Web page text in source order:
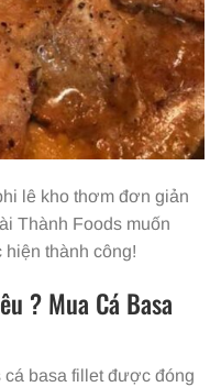
lê kho thơm đơn giản
Thành Foods muốn
thành công!
? Mua Cá Basa
basa fillet được đóng